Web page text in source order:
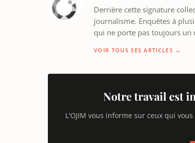
Derrière cette signature
journalisme. Enquêtes à
qui ne porte pas toujours
VOIR TOUS SES ARTICLES →
Notre travail est
L'OJIM vous informe sur ceux qui